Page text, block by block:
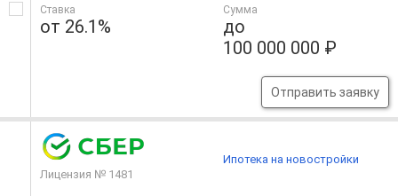
Ставка
от 26.1%
Сумма
до
100 000 000 ₽
Отправить заявку
Лицензия № 1481
Ипотека на новостройки